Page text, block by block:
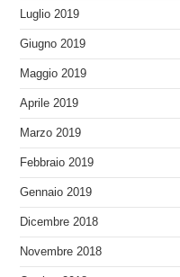
Luglio 2019
Giugno 2019
Maggio 2019
Aprile 2019
Marzo 2019
Febbraio 2019
Gennaio 2019
Dicembre 2018
Novembre 2018